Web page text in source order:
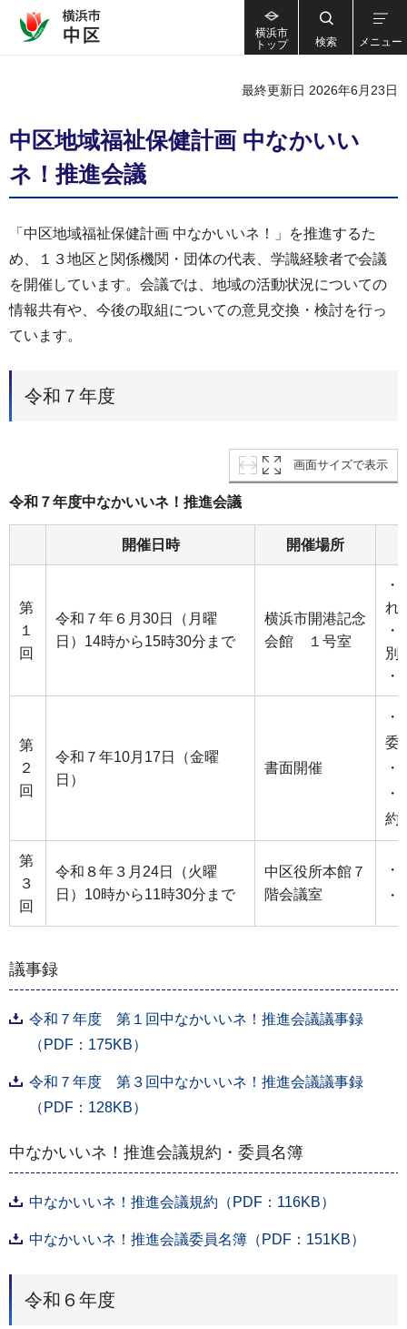
横浜市
トップ
検索 メニュー
最終更新日 2026年6月23日
中区地域福祉保健計画 中なかいい
ネ！推進会議
「中区地域福祉保健計画 中なかいいネ！」を推進するた
め、１３地区と関係機関・団体の代表、学識経験者で会議
を開催しています。会議では、地域の活動状況についての
情報共有や、今後の取組についての意見交換・検討を行っ
ています。
令和７年度
画面サイズで表示
令和７年度中なかいいネ！推進会議
開催日時 開催場所
第
１
回
令和７年６月30日（月曜
日）14時から15時30分まで
横浜市開港記念
会館 １号室
れ
別
第
２
回
令和７年10月17日（金曜
日）
書面開催
委
約
第
３
回
令和８年３月24日（火曜
日）10時から11時30分まで
中区役所本館７
階会議室
議事録
令和７年度 第１回中なかいいネ！推進会議議事録
（PDF：175KB）
令和７年度 第３回中なかいいネ！推進会議議事録
（PDF：128KB）
中なかいいネ！推進会議規約・委員名簿
中なかいいネ！推進会議規約（PDF：116KB）
中なかいいネ！推進会議委員名簿（PDF：151KB）
令和６年度